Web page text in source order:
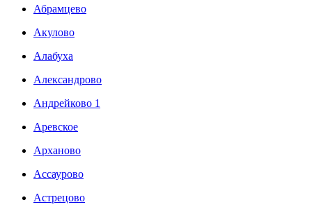
Абрамцево
Акулово
Алабуха
Александрово
Андрейково 1
Аревское
Арханово
Ассаурово
Астрецово